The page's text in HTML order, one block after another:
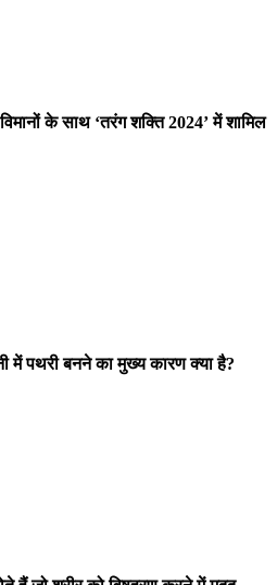
के साथ ‘तरंग शक्ति 2024’ में शामिल
पथरी बनने का मुख्य कारण क्या है?